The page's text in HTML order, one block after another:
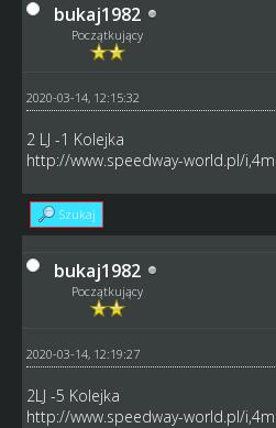
bukaj1982
Początkujący
2020-03-14, 12:15:32
2 LJ -1 Kolejka
http://www.speedway-world.pl/
Szukaj
bukaj1982
Początkujący
2020-03-14, 12:19:27
2LJ -5 Kolejka
http://www.speedway-world.pl/